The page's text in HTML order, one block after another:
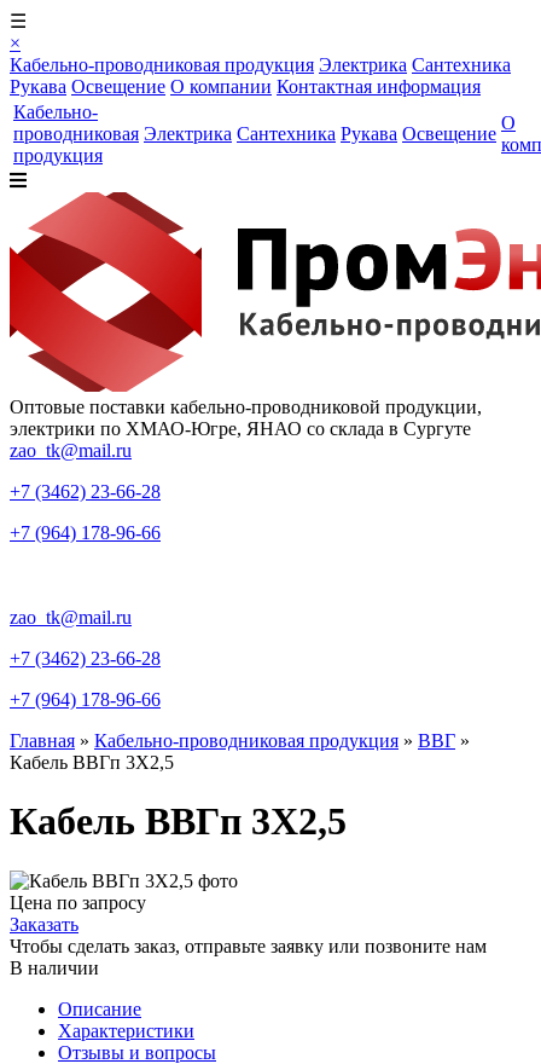
☰
×
Кабельно-проводниковая продукция Электрика Сантехника
Рукава Освещение О компании Контактная информация
Кабельно-
проводниковая
продукция
Электрика Сантехника Рукава Освещение
О
Оптовые поставки кабельно-проводниковой продукции,
электрики по ХМАО-Югре, ЯНАО со склада в Сургуте
zao_tk@mail.ru
+7 (3462) 23-66-28
+7 (964) 178-96-66
zao_tk@mail.ru
+7 (3462) 23-66-28
+7 (964) 178-96-66
Главная » Кабельно-проводниковая продукция » ВВГ »
Кабель ВВГп 3X2,5
Кабель ВВГп 3X2,5
Цена по запросу
Заказать
Чтобы сделать заказ, отправьте заявку или позвоните нам
В наличии
Описание
Характеристики
Отзывы и вопросы